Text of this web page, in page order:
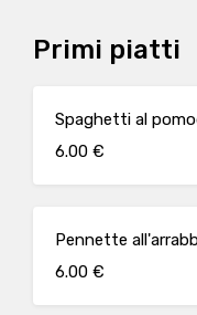
Primi piatti
Spaghetti al
6.00 €
Pennette
6.00 €